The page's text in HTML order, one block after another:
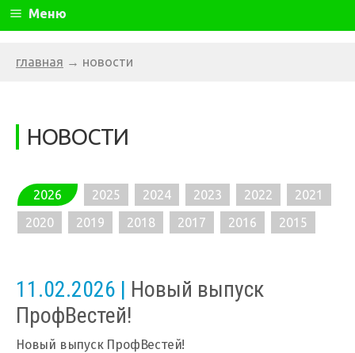
Меню
главная → новости
НОВОСТИ
2026 2025 2024 2023 2022
2021
2020
2019 2018 2017 2016 2015
11.02.2026 | Новый выпуск
ПрофВестей!
Новый выпуск ПрофВестей!